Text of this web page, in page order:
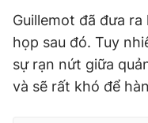
Guillemot đã đưa
họp sau đó. Tuy
sự rạn nứt giữa
và sẽ rất khó để